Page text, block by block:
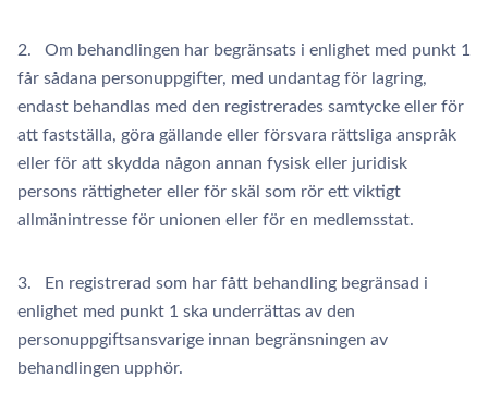
2. Om behandlingen har begränsats i enlighet med punkt 1
får sådana personuppgifter, med undantag för lagring,
endast behandlas med den registrerades samtycke eller för
att fastställa, göra gällande eller försvara rättsliga anspråk
eller för att skydda någon annan fysisk eller juridisk
persons rättigheter eller för skäl som rör ett viktigt
allmänintresse för unionen eller för en medlemsstat.
3. En registrerad som har fått behandling begränsad i
enlighet med punkt 1 ska underrättas av den
personuppgiftsansvarige innan begränsningen av
behandlingen upphör.